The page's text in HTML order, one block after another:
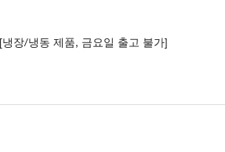
[냉장/냉동 제품, 금요일 출고 불가]